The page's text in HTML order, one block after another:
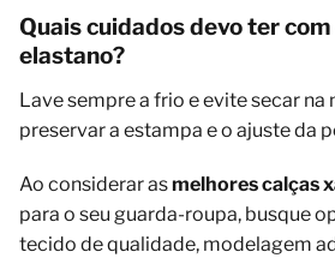
Quais cuidados devo ter
elastano?
Lave sempre a frio e evite secar na
preservar a estampa e o ajuste da
Ao considerar asmelhores calças
para o seu guarda-roupa, busque
tecido de qualidade, modelagem